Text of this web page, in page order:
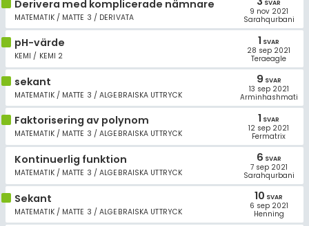
Derivera med komplicerade nämnare
MATEMATIK / MATTE 3 / DERIVATA
SVAR
9 nov 2021
Sarahqurbani
pH-värde
KEMI / KEMI 2
1 SVAR
28 sep 2021
Teraeagle
sekant
MATEMATIK / MATTE 3 / ALGEBRAISKA UTTRYCK
9 SVAR
13 sep 2021
Arminhashmati
Faktorisering av polynom
MATEMATIK / MATTE 3 / ALGEBRAISKA UTTRYCK
1 SVAR
12 sep 2021
Fermatrix
Kontinuerlig funktion
MATEMATIK / MATTE 3 / ALGEBRAISKA UTTRYCK
6 SVAR
7 sep 2021
Sarahqurbani
Sekant
MATEMATIK / MATTE 3 / ALGEBRAISKA UTTRYCK
10 SVAR
6 sep 2021
Henning